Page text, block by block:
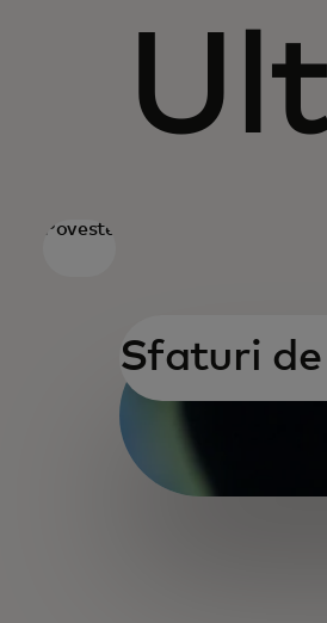
Poveste
Sfaturi